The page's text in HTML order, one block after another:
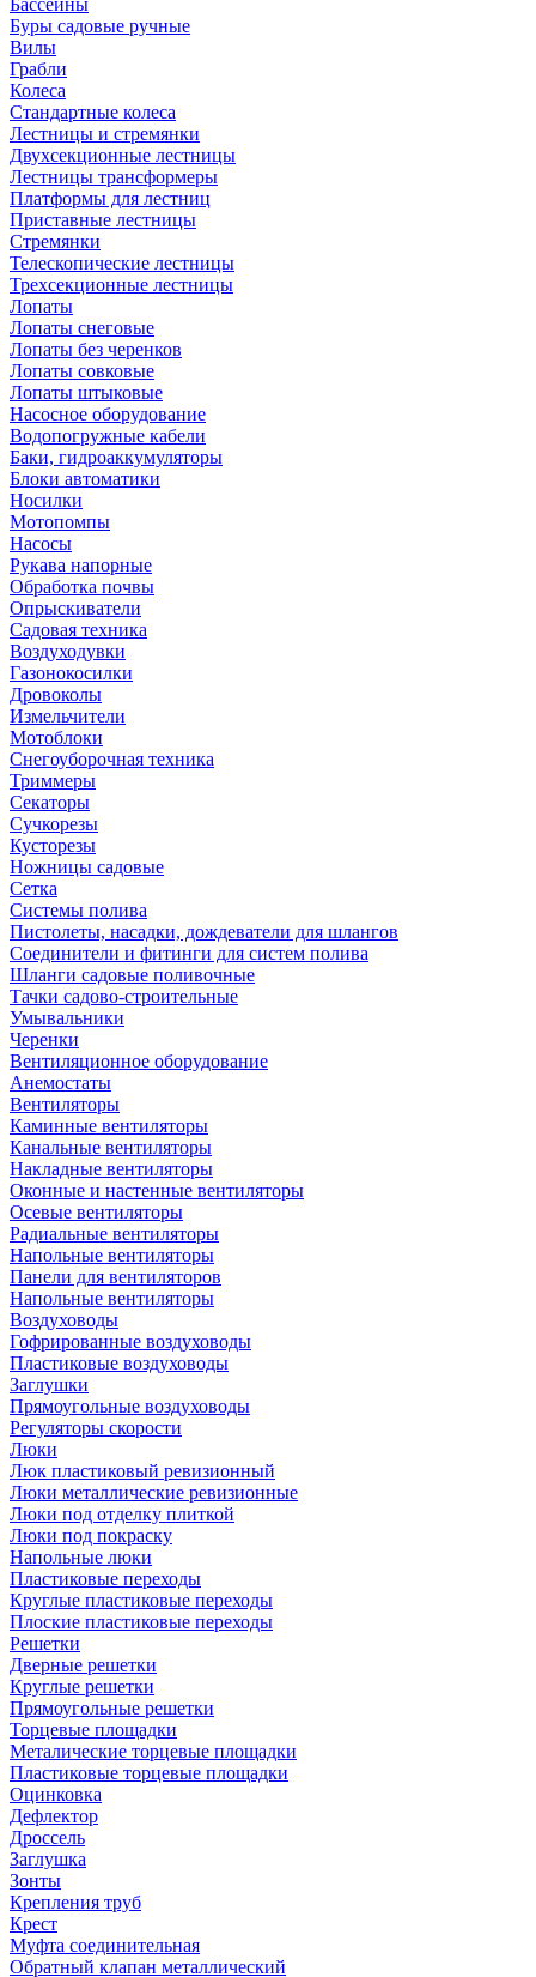
Бассейны
Буры садовые ручные
Вилы
Грабли
Колеса
Стандартные колеса
Лестницы и стремянки
Двухсекционные лестницы
Лестницы трансформеры
Платформы для лестниц
Приставные лестницы
Стремянки
Телескопические лестницы
Трехсекционные лестницы
Лопаты
Лопаты снеговые
Лопаты без черенков
Лопаты совковые
Лопаты штыковые
Насосное оборудование
Водопогружные кабели
Баки, гидроаккумуляторы
Блоки автоматики
Носилки
Мотопомпы
Насосы
Рукава напорные
Обработка почвы
Опрыскиватели
Садовая техника
Воздуходувки
Газонокосилки
Дровоколы
Измельчители
Мотоблоки
Снегоуборочная техника
Триммеры
Секаторы
Сучкорезы
Кусторезы
Ножницы садовые
Сетка
Системы полива
Пистолеты, насадки, дождеватели для шлангов
Соединители и фитинги для систем полива
Шланги садовые поливочные
Тачки садово-строительные
Умывальники
Черенки
Вентиляционное оборудование
Анемостаты
Вентиляторы
Каминные вентиляторы
Канальные вентиляторы
Накладные вентиляторы
Оконные и настенные вентиляторы
Осевые вентиляторы
Радиальные вентиляторы
Напольные вентиляторы
Панели для вентиляторов
Напольные вентиляторы
Воздуховоды
Гофрированные воздуховоды
Пластиковые воздуховоды
Заглушки
Прямоугольные воздуховоды
Регуляторы скорости
Люки
Люк пластиковый ревизионный
Люки металлические ревизионные
Люки под отделку плиткой
Люки под покраску
Напольные люки
Пластиковые переходы
Круглые пластиковые переходы
Плоские пластиковые переходы
Решетки
Дверные решетки
Круглые решетки
Прямоугольные решетки
Торцевые площадки
Металические торцевые площадки
Пластиковые торцевые площадки
Оцинковка
Дефлектор
Дроссель
Заглушка
Зонты
Крепления труб
Крест
Муфта соединительная
Обратный клапан металлический